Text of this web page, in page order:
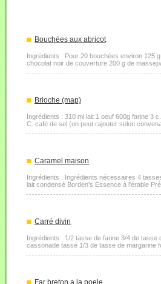
Bouchées aux abricot
Ingrédients : Pour 20 bouchées environ 125
chocolat noir de couverture 200 g de
Brioche (map)
Ingrédients : 310 ml lait 1 oeuf 600g farine 3
C. café de sel (on peut rajouter selon
Caramel maison
Ingrédients : Ingrédients nécessaires 4
lait condensé Borden's Essence à l'érable
Carré divin
Ingrédients : 1/2 tasse de farine 3/4 de
cassonade tassé 1/3 de tasse de margarine